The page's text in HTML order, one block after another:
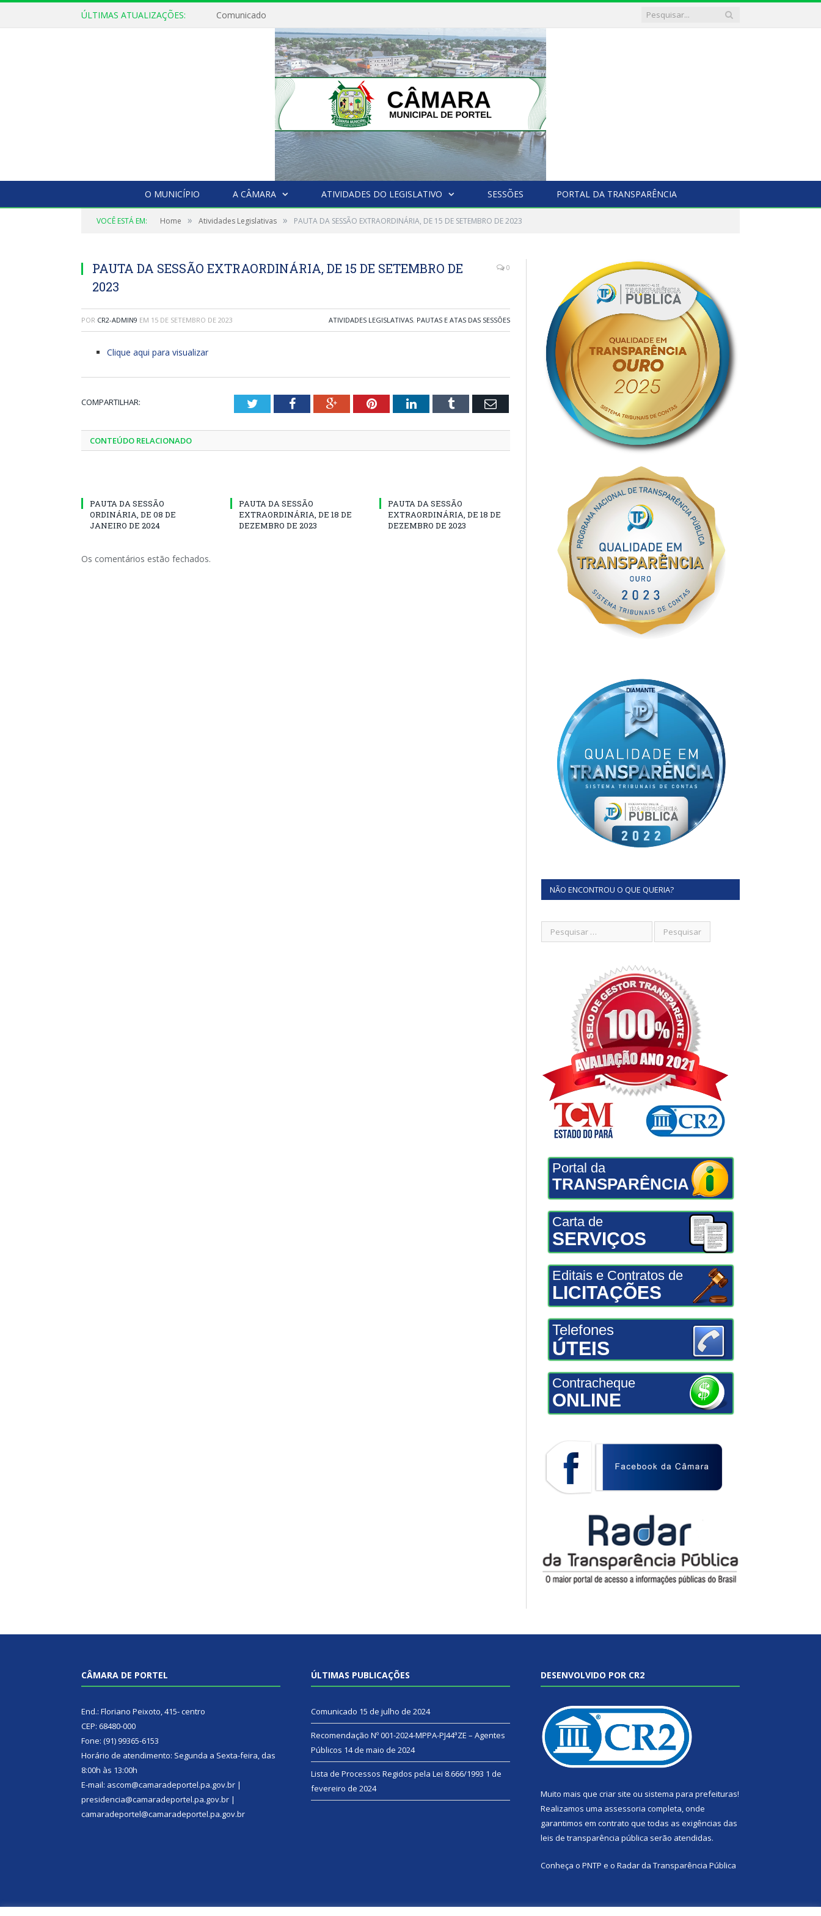
ÚLTIMAS ATUALIZAÇÕES: Comunicado
O MUNICÍPIO A CÂMARA ATIVIDADES DO LEGISLATIVO SESSÕES PORTAL DA TRANSPARÊNCIA
VOCÊ ESTÁ EM: Home » Atividades Legislativas » PAUTA DA SESSÃO EXTRAORDINÁRIA, DE 15 DE SETEMBRO DE 2023
PAUTA DA SESSÃO EXTRAORDINÁRIA, DE 15 DE SETEMBRO DE
2023
0
POR CR2-ADMIN9 EM 15 DE SETEMBRO DE 2023 ATIVIDADES LEGISLATIVAS, PAUTAS E ATAS DAS SESSÕES
Clique aqui para visualizar
COMPARTILHAR: TwitterFacebookGoogle+PinterestLinkedInTumblr Email
CONTEÚDO RELACIONADO
PAUTA DA SESSÃO
ORDINÁRIA, DE 08 DE
JANEIRO DE 2024
PAUTA DA SESSÃO
EXTRAORDINÁRIA, DE 18 DE
DEZEMBRO DE 2023
PAUTA DA SESSÃO
EXTRAORDINÁRIA, DE 18 DE
DEZEMBRO DE 2023
Os comentários estão fechados.
NÃO ENCONTROU O QUE QUERIA?
Portal da
TRANSPARÊNCIA
Carta de
SERVIÇOS
Editais e Contratos de
LICITAÇÕES
Telefones
ÚTEIS
Contracheque
ONLINE
CÂMARA DE PORTEL
End.: Floriano Peixoto, 415- centro
CEP: 68480-000
Fone: (91) 99365-6153
Horário de atendimento: Segunda a Sexta-feira, das
8:00h às 13:00h
E-mail: ascom@camaradeportel.pa.gov.br |
presidencia@camaradeportel.pa.gov.br |
camaradeportel@camaradeportel.pa.gov.br
ÚLTIMAS PUBLICAÇÕES
Comunicado 15 de julho de 2024
Recomendação Nº 001-2024-MPPA-PJ44ªZE – Agentes
Públicos 14 de maio de 2024
Lista de Processos Regidos pela Lei 8.666/1993 1 de
fevereiro de 2024
DESENVOLVIDO POR CR2
Muito mais que criar site ou sistema para prefeituras!
Realizamos uma assessoria completa, onde
garantimos em contrato que todas as exigências das
leis de transparência pública serão atendidas.
Conheça o PNTP e o Radar da Transparência Pública